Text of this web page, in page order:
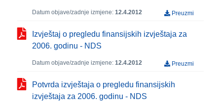
Datum objave/zadnje izmjene: 12.4.2012 Preuzmi
Izvještaj o pregledu finansijskih izvještaja za
2006. godinu - NDS
Datum objave/zadnje izmjene: 12.4.2012 Preuzmi
Potvrda izvještaja o pregledu finansijskih
izvještaja za 2006. godinu - NDS